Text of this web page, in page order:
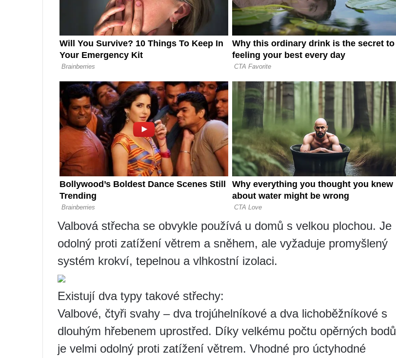
Valbová střecha se obvykle používá u domů s velkou plochou. Je
odolný proti zatížení větrem a sněhem, ale vyžaduje promyšlený
systém krokví, tepelnou a vlhkostní izolaci.
Existují dva typy takové střechy:
Valbové, čtyři svahy – dva trojúhelníkové a dva lichoběžníkové s
dlouhým hřebenem uprostřed. Díky velkému počtu opěrných bodů
je velmi odolný proti zatížení větrem. Vhodné pro úctyhodné